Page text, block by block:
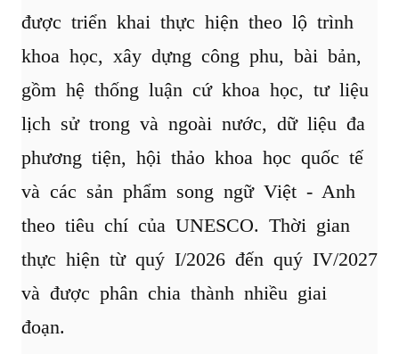
được triển khai thực hiện theo lộ trình
khoa học, xây dựng công phu, bài bản,
gồm hệ thống luận cứ khoa học, tư liệu
lịch sử trong và ngoài nước, dữ liệu đa
phương tiện, hội thảo khoa học quốc tế
và các sản phẩm song ngữ Việt - Anh
theo tiêu chí của UNESCO. Thời gian
thực hiện từ quý I/2026 đến quý IV/2027
và được phân chia thành nhiều giai
đoạn.